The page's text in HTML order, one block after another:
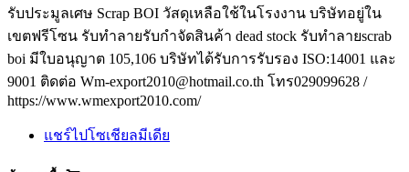
รับประมูลเศษ Scrap BOI วัสดุเหลือใช้ในโรงงาน บริษัทอยู่ใน
เขตฟรีโซน รับทำลายรับกำจัดสินค้า dead stock รับทำลายscrab
boi มีใบอนุญาต 105,106 บริษัทได้รับการรับรอง ISO:14001 และ
9001 ติดต่อ Wm-export2010@hotmail.co.th โทร029099628 /
https://www.wmexport2010.com/
แชร์ไปโซเชียลมีเดีย